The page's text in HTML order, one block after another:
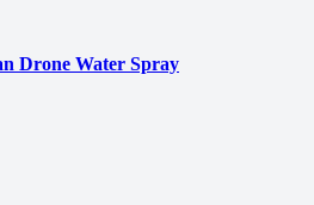
Drone Water Spray